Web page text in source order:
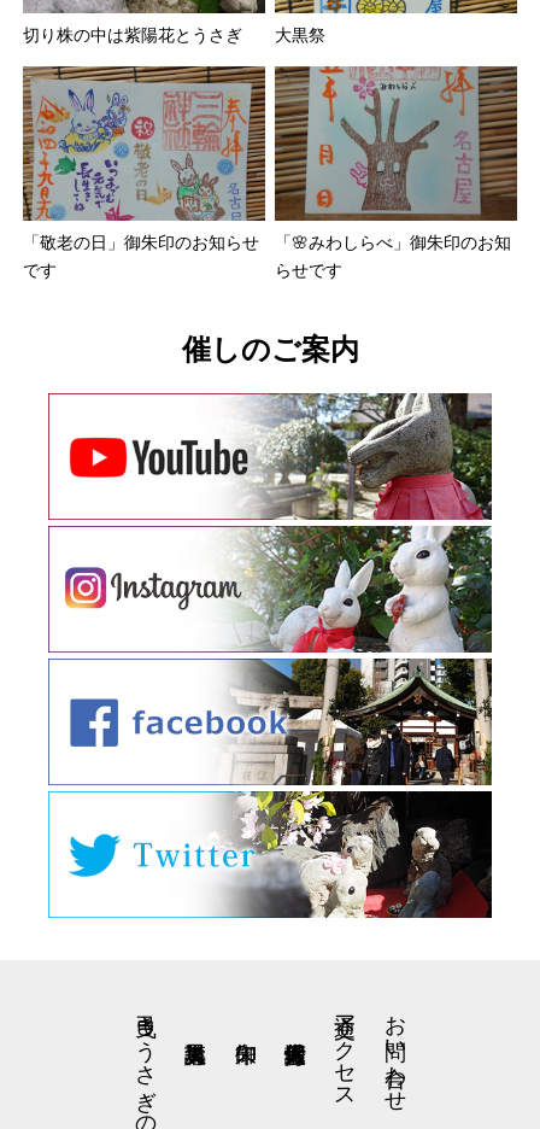
切り株の中は紫陽花とうさぎ 大黒祭
「敬老の日」御朱印のお知らせ
です
「🌸みわしらべ」御朱印のお知
らせです
催しのご案内
お問い合わせ
交通アクセス
弓曳きうさぎの星野くん